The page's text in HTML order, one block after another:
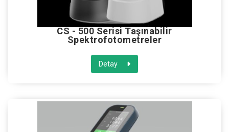
CS - 500 Serisi Taşınabilir
Spektrofotometreler
Detay